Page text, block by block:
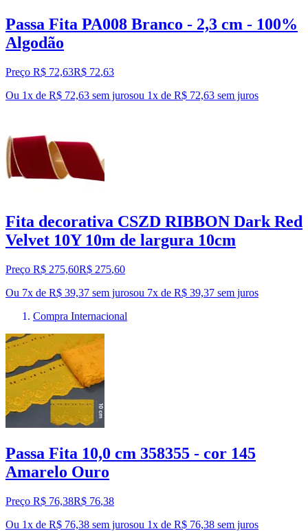
Passa Fita PA008 Branco - 2,3 cm - 100%
Algodão
Preço R$ 72,63R$ 72,63
Ou 1x de R$ 72,63 sem jurosou 1x de R$ 72,63 sem juros
Fita decorativa CSZD RIBBON Dark Red
Velvet 10Y 10m de largura 10cm
Preço R$ 275,60R$ 275,60
Ou 7x de R$ 39,37 sem jurosou 7x de R$ 39,37 sem juros
Compra Internacional
Passa Fita 10,0 cm 358355 - cor 145
Amarelo Ouro
Preço R$ 76,38R$ 76,38
Ou 1x de R$ 76,38 sem jurosou 1x de R$ 76,38 sem juros